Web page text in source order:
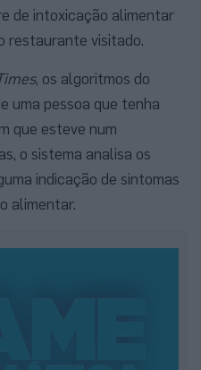
de intoxicação alimentar
restaurante visitado.
, os algoritmos do
uma pessoa que tenha
que esteve num
o sistema analisa os
indicação de sintomas
alimentar.